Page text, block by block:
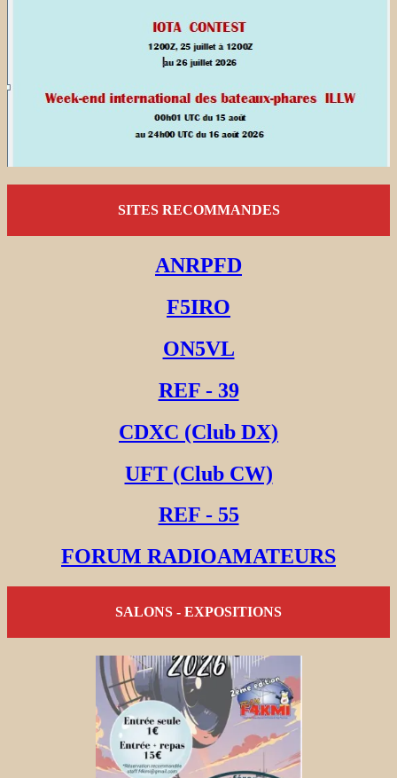
SITES RECOMMANDES
ANRPFD
F5IRO
ON5VL
REF - 39
CDXC (Club DX)
UFT (Club CW)
REF - 55
FORUM RADIOAMATEURS
SALONS - EXPOSITIONS